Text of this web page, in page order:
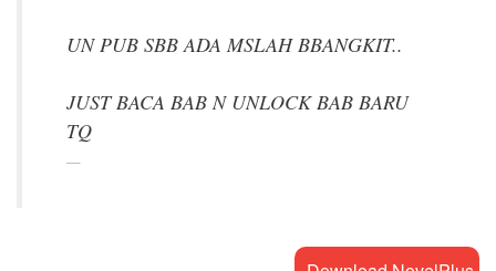
UN PUB SBB ADA MSLAH BBANGKIT..
JUST BACA BAB N UNLOCK BAB BARU